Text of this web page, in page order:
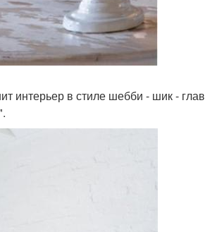
интерьер в стиле шебби - шик -